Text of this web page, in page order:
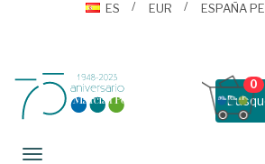
ES
EUR ESPAÑA
0
Toggle navigation